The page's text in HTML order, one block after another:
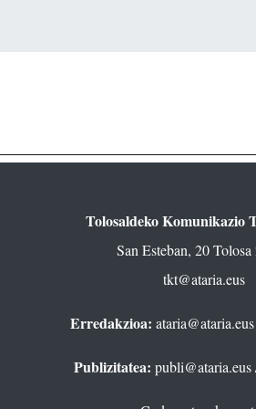
Tolosaldeko Komunikazio
San Esteban, 20
tkt@ataria.eus
Erredakzioa: ataria@ataria.eus
Publizitatea: publi@ataria.eus